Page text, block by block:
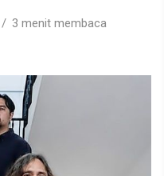
3 menit membaca